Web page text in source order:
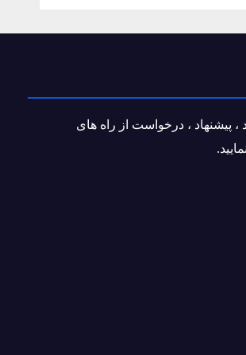
، پیشنهاد ، درخواست از راه های